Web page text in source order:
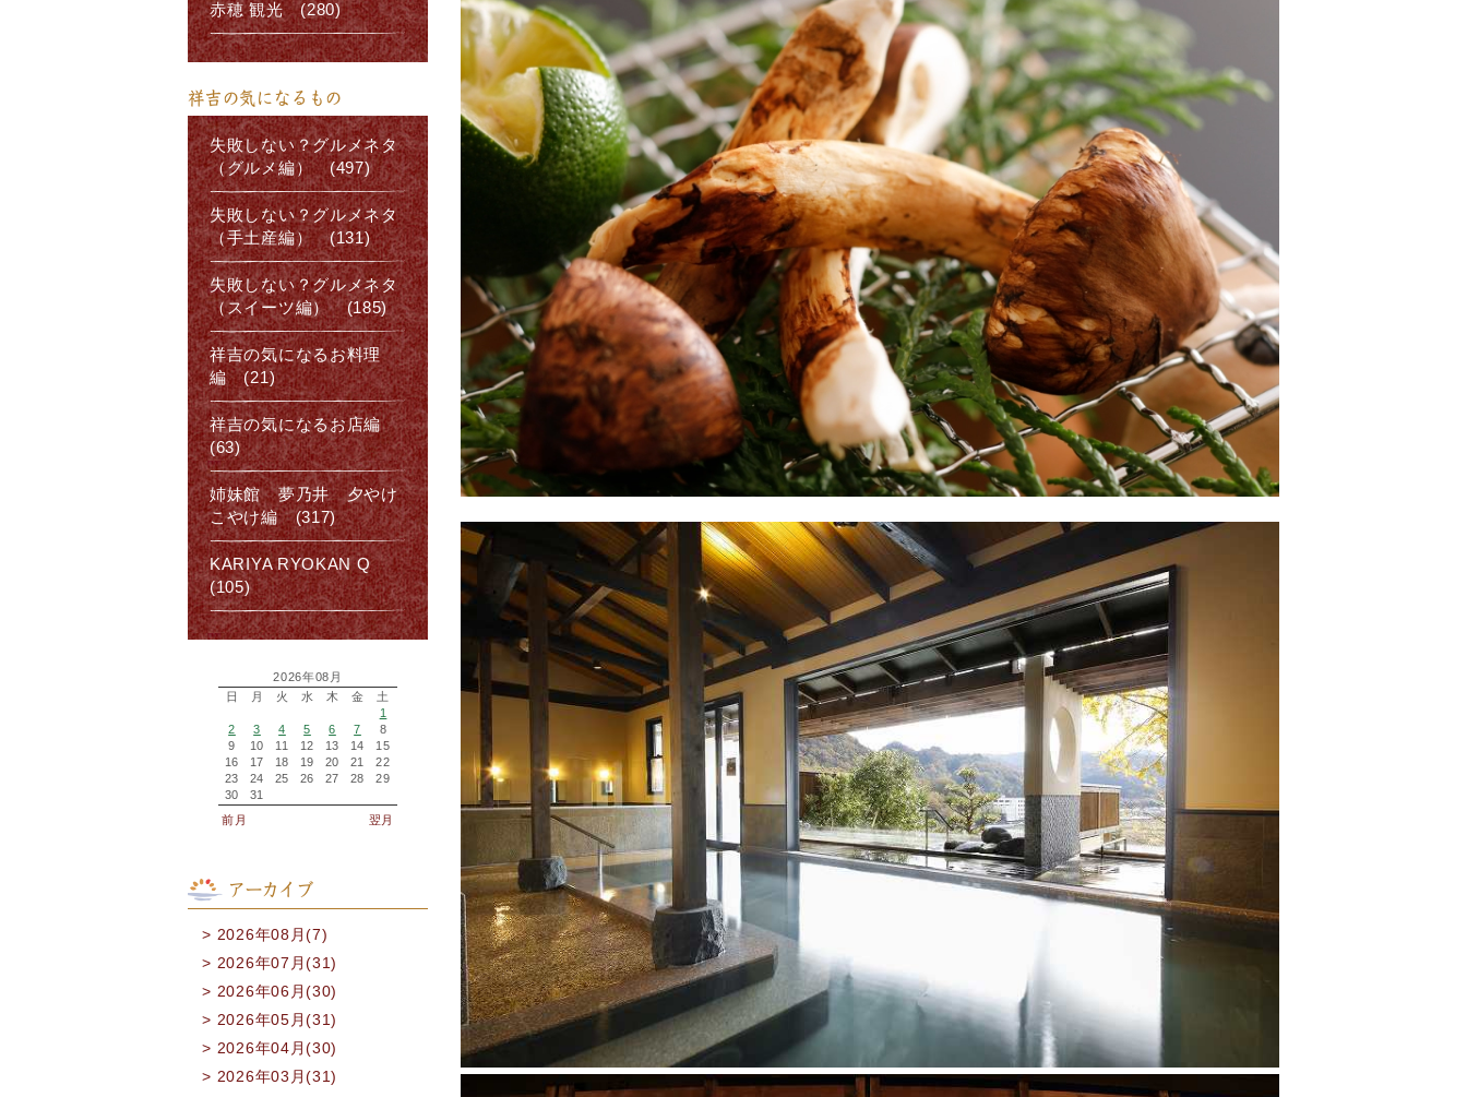
赤穂 観光 (280)
祥吉の気になるもの
失敗しない？グルメネタ
（グルメ編） (497)
失敗しない？グルメネタ
（手土産編） (131)
失敗しない？グルメネタ
（スイーツ編） (185)
祥吉の気になるお料理
編 (21)
祥吉の気になるお店編
(63)
姉妹館 夢乃井 夕やけ
こやけ編 (317)
KARIYA RYOKAN Q
(105)
2026年08月
日
月 火 水 木 金
土
1
2
3 4 5 6 7
8
9
10 11 12 13 14
15
16
17 18 19 20 21
22
23
24 25 26 27 28
29
30
31
前月
翌月
アーカイブ
2026年08月(7)
2026年07月(31)
2026年06月(30)
2026年05月(31)
2026年04月(30)
2026年03月(31)